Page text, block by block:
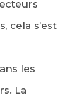
cela s’est
les
La